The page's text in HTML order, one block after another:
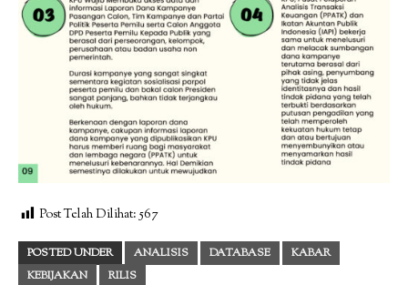
Post Telah Dilihat: 567
POSTED UNDER ANALISIS DATABASE
KABAR
KEBIJAKAN
RILIS